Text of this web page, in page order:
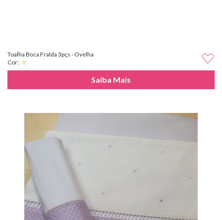
Toalha Boca Fralda 3pçs - Ovelha
Cor:
Saiba Mais